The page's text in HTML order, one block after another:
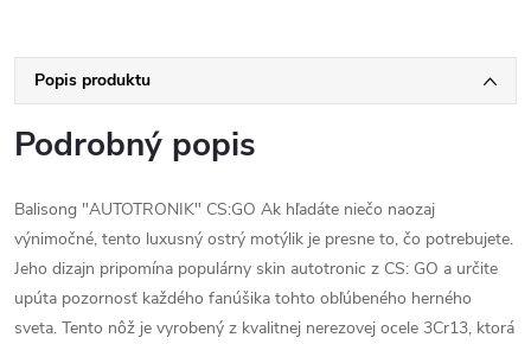
Popis produktu
Podrobný popis
Balisong "AUTOTRONIK" CS:GO Ak hľadáte niečo naozaj
výnimočné, tento luxusný ostrý motýlik je presne to, čo potrebujete.
Jeho dizajn pripomína populárny skin autotronic z CS: GO a určite
upúta pozornosť každého fanúšika tohto obľúbeného herného
sveta. Tento nôž je vyrobený z kvalitnej nerezovej ocele 3Cr13, ktorá